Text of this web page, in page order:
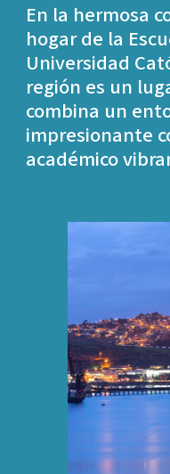
En la hermosa
hogar de la
Universidad
región es un
combina un
impresionante
académico